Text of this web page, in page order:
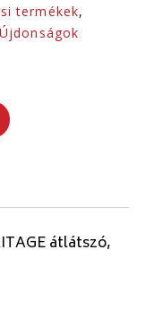
termékek,
Újdonságok
átlátszó,